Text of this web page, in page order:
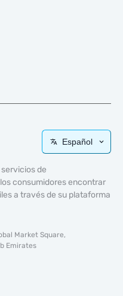
Español
de
consumidores encontrar
a través de su plataforma
Market Square,
Emirates